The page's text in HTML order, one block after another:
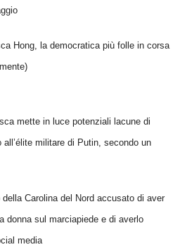
Hong, la democratica più folle in corsa
mette in luce potenziali lacune di
militare di Putin, secondo un
Carolina del Nord accusato di aver
donna sul marciapiede e di averlo
media